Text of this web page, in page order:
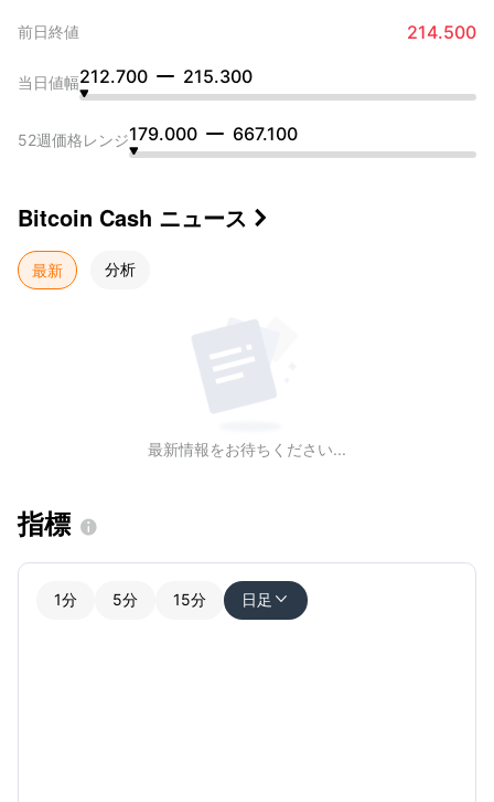
前日終値 214.500
当日値幅212.700 215.300
52週価格レンジ179.000 667.100
Bitcoin Cash ニュース 
最新 分析
最新情報をお待ちください...
指標 
1分 5分 15分 日足 